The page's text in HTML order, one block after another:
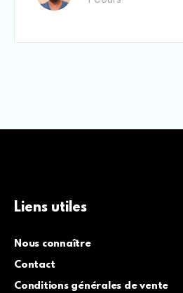
Liens utiles
Nous connaître
Contact
Conditions générales de vente